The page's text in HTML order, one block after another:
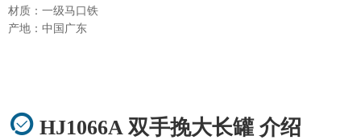
材质：一级马口铁
产地：中国广东
HJ1066A 双手挽大长罐 介绍